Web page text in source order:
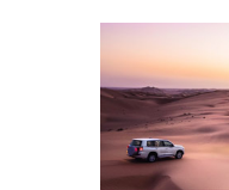
которые